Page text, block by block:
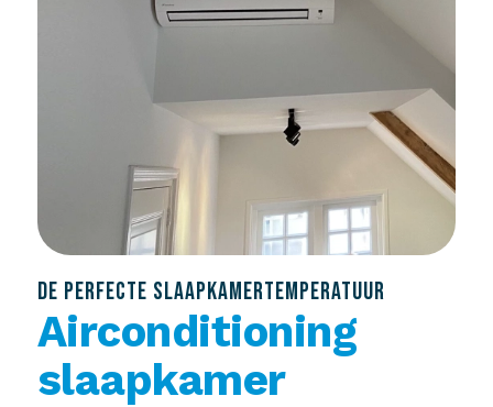
DE PERFECTE SLAAPKAMERTEMPERATUUR
Airconditioning
slaapkamer